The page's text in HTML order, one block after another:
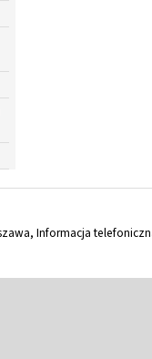
Informacja